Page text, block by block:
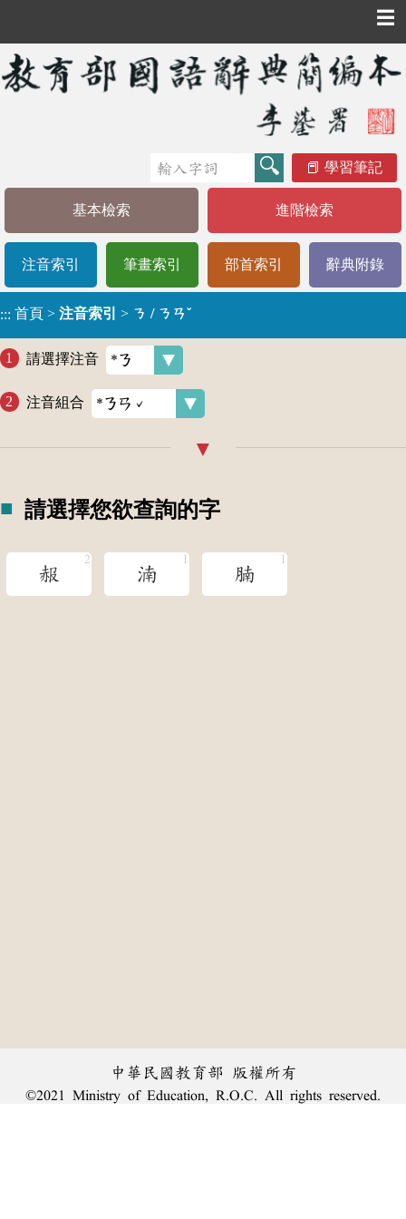
☰
學習筆記
基本檢索 進階檢索
注音索引 筆畫索引 部首索引 辭典附錄
::: 首頁 > 注音索引 > ㄋ / ㄋㄢˇ
請選擇注音
注音組合
請選擇您欲查詢的字
赧 湳 腩
中華民國教育部 版權所有
©2021 Ministry of Education, R.O.C. All rights reserved.